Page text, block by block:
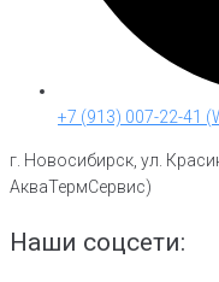
+7 (913) 007-22-41
г. Новосибирск, ул.
АкваТермСервис)
Наши соцсети: